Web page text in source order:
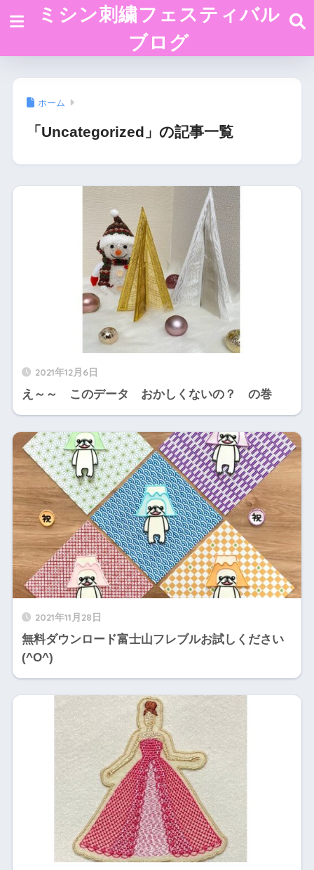
ミシン刺繍フェスティバル
ブログ
ホーム
「Uncategorized」の記事一覧
2021年12月6日
え～～ このデータ おかしくないの？ の巻
2021年11月28日
無料ダウンロード富士山フレブルお試しください
(^O^)